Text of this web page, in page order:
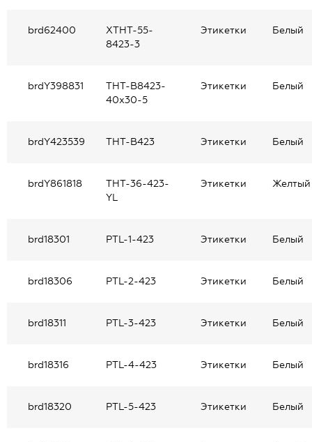
brd62400
XTHT-55-
8423-3
Этикетки Белый
brdY398831
THT-B8423-
40x30-5
Этикетки Белый
brdY423539 ТНТ-В423 Этикетки Белый
brdY861818
THT-36-423-
YL
Этикетки Желтый
brd18301 PTL-1-423 Этикетки Белый
brd18306 PTL-2-423 Этикетки Белый
brd18311 PTL-3-423 Этикетки Белый
brd18316 PTL-4-423 Этикетки Белый
brd18320 PTL-5-423 Этикетки Белый